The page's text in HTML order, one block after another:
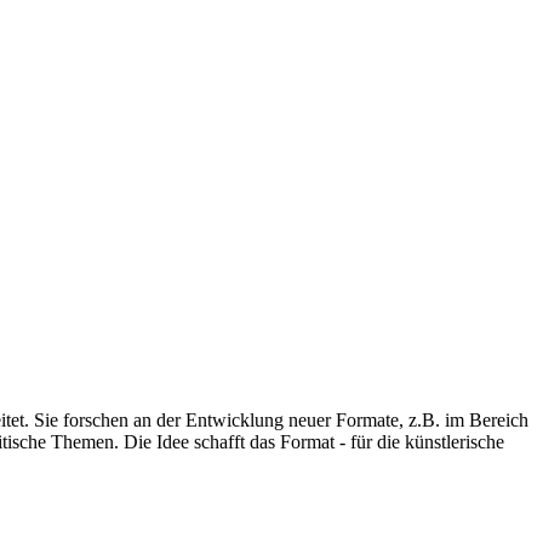
Sie forschen an der Entwicklung neuer Formate, z.B. im Bereich
Themen. Die Idee schafft das Format - für die künstlerische